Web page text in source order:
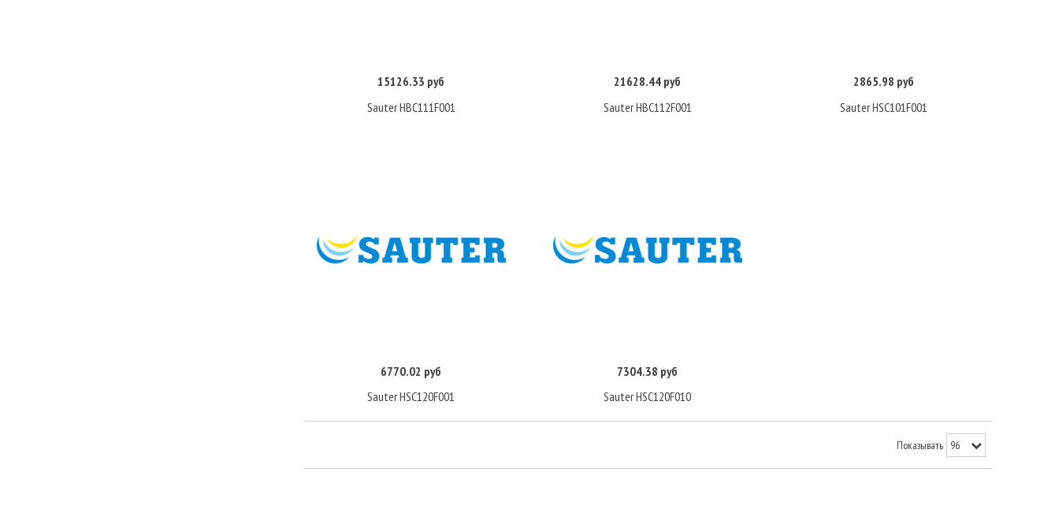
Купить
15126.33 руб
Sauter HBC111F001
Купить
21628.44 руб
Sauter HBC112F001
Купить
2865.98 руб
Sauter HSC101F001
Купить
6770.02 руб
Sauter HSC120F001
Купить
7304.38 руб
Sauter HSC120F010
Показывать